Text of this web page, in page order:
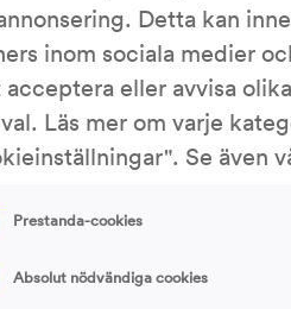
Detta kan
inom sociala medier
acceptera eller avvisa
Läs mer om varje
Se även
Prestanda-cookies
Absolut nödvändiga cookies